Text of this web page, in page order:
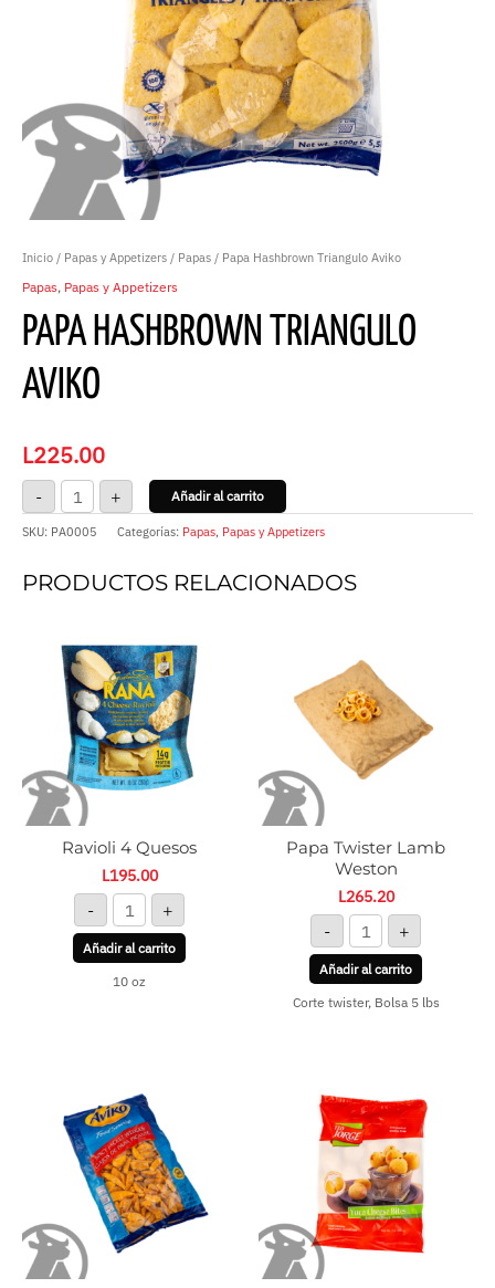
Inicio / Papas y Appetizers / Papas / Papa Hashbrown Triangulo Aviko
Papas, Papas y Appetizers
PAPA HASHBROWN TRIANGULO
AVIKO
L225.00
- + Añadir al carrito
SKU: PA0005 Categorías: Papas, Papas y Appetizers
PRODUCTOS RELACIONADOS
Ravioli 4 Quesos
L195.00
-
Quesos
cantidad
+
Añadir al carrito
10 oz
Papa Twister Lamb
Weston
L265.20
-
Weston
cantidad
+
Añadir al carrito
Corte twister, Bolsa 5 lbs
Jacket
Wedges
Aviko
cantidad
Bites
cantidad